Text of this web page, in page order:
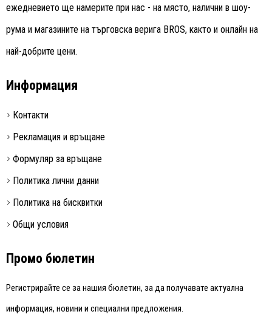
ежедневието ще намерите при нас - на място, налични в шоу-
рума и магазините на търговска верига BROS, както и онлайн на
най-добрите цени.
Информация
Контакти
Рекламация и връщане
Формуляр за връщане
Политика лични данни
Политика на бисквитки
Общи условия
Промо бюлетин
Регистрирайте се за нашия бюлетин, за да получавате актуална
информация, новини и специални предложения.